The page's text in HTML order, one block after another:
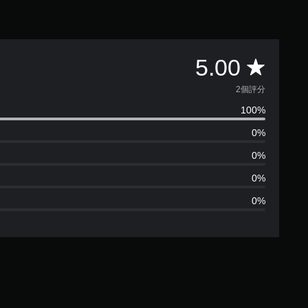
5.00 平
均
評
分
為
5
顆
2個評分
100%
0%
0%
0%
0%